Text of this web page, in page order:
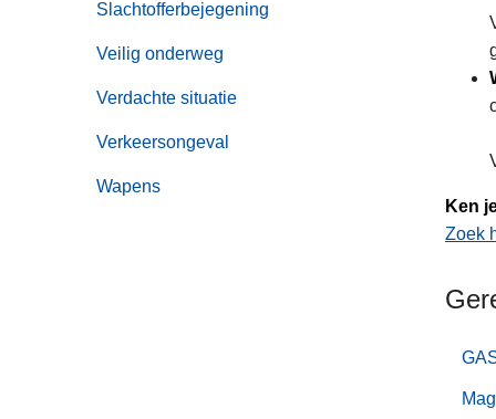
Slachtofferbejegening
Veilig onderweg
Verdachte situatie
Verkeersongeval
Wapens
Ken
Zoek